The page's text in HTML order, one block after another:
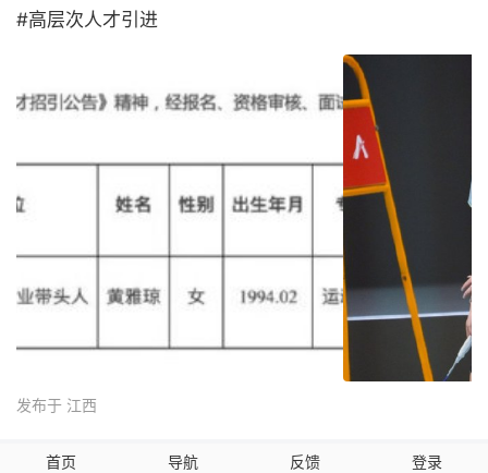
#高层次人才引进
发布于 江西
首页 导航 反馈 登录